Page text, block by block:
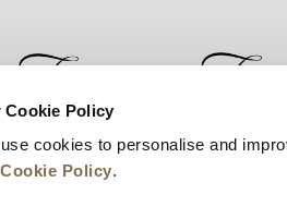
Cookie Policy
cookies to personalise and
Cookie Policy.
务拓展 工作机会